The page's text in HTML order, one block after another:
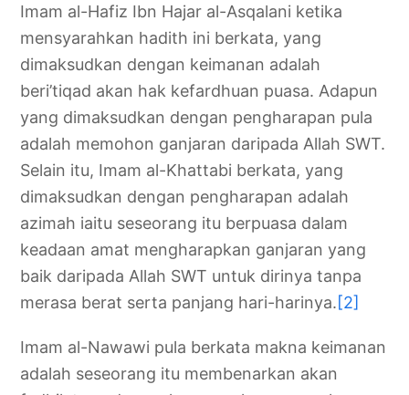
Imam al-Hafiz Ibn Hajar al-Asqalani ketika
mensyarahkan hadith ini berkata, yang
dimaksudkan dengan keimanan adalah
beri’tiqad akan hak kefardhuan puasa. Adapun
yang dimaksudkan dengan pengharapan pula
adalah memohon ganjaran daripada Allah SWT.
Selain itu, Imam al-Khattabi berkata, yang
dimaksudkan dengan pengharapan adalah
azimah iaitu seseorang itu berpuasa dalam
keadaan amat mengharapkan ganjaran yang
baik daripada Allah SWT untuk dirinya tanpa
merasa berat serta panjang hari-harinya.[2]
Imam al-Nawawi pula berkata makna keimanan
adalah seseorang itu membenarkan akan